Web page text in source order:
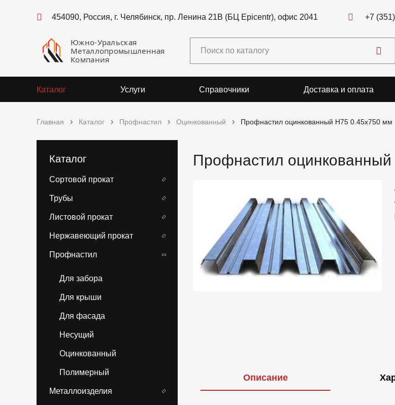
454090, Россия, г. Челябинск, пр. Ленина 21В (БЦ Epicentr), офис 2041 +7
Южно-Уральская
Металлопромышленная
Компания
Каталог Услуги Справочники Доставка и оплата
Главная Каталог Профнастил Оцинкованный Профнастил оцинкованный Н75 0.45x750 мм
Каталог
Сортовой прокат
Трубы
Листовой прокат
Нержавеющий прокат
Профнастил
Для забора
Для крыши
Для фасада
Несущий
Оцинкованный
Полимерный
Металлоизделия
Профнастил
Описание